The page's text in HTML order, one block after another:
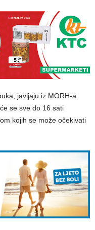
javljaju iz MORH-a.
se sve do 16 sati
kojih se može očekivati